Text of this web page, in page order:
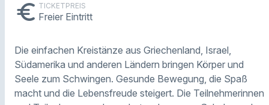
euro TICKETPREIS
Freier Eintritt
Die einfachen Kreistänze aus Griechenland, Israel,
Südamerika und anderen Ländern bringen Körper und
Seele zum Schwingen. Gesunde Bewegung, die Spaß
macht und die Lebensfreude steigert. Die Teilnehmerinnen